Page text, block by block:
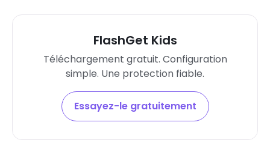
FlashGet Kids
Téléchargement gratuit. Configuration
simple. Une protection fiable.
Essayez-le gratuitement